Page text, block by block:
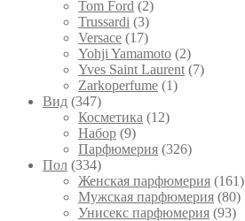
Tom Ford (2)
Trussardi (3)
Versace (17)
Yohji Yamamoto (2)
Yves Saint Laurent (7)
Zarkoperfume (1)
Вид (347)
Косметика (12)
Набор (9)
Парфюмерия (326)
Пол (334)
Женская парфюмерия (161)
Мужская парфюмерия (80)
Унисекс парфюмерия (93)